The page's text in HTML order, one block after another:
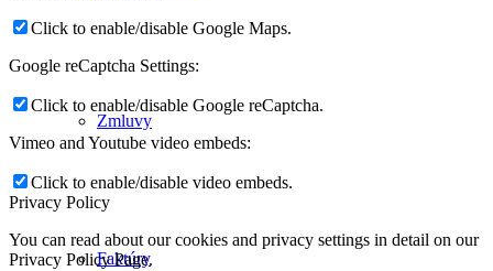
Zmluvy
Faktúry
Click to enable/disable Google Maps.
Google reCaptcha Settings:
Click to enable/disable Google reCaptcha.
Vimeo and Youtube video embeds:
Click to enable/disable video embeds.
Privacy Policy
You can read about our cookies and privacy settings in detail on our
Privacy Policy Page.